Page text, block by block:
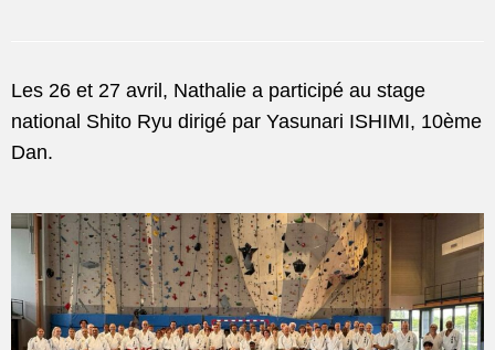
Les 26 et 27 avril, Nathalie a participé au stage
national Shito Ryu dirigé par Yasunari ISHIMI, 10ème
Dan.